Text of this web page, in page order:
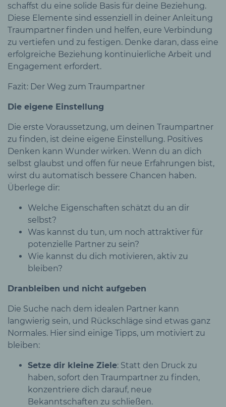
schaffst du eine solide Basis für deine Beziehung.
Diese Elemente sind essenziell in deiner Anleitung
Traumpartner finden und helfen, eure Verbindung
zu vertiefen und zu festigen. Denke daran, dass eine
erfolgreiche Beziehung kontinuierliche Arbeit und
Engagement erfordert.
Fazit: Der Weg zum Traumpartner
Die eigene Einstellung
Die erste Voraussetzung, um deinen Traumpartner
zu finden, ist deine eigene Einstellung. Positives
Denken kann Wunder wirken. Wenn du an dich
selbst glaubst und offen für neue Erfahrungen bist,
wirst du automatisch bessere Chancen haben.
Überlege dir:
Welche Eigenschaften schätzt du an dir
selbst?
Was kannst du tun, um noch attraktiver für
potenzielle Partner zu sein?
Wie kannst du dich motivieren, aktiv zu
bleiben?
Dranbleiben und nicht aufgeben
Die Suche nach dem idealen Partner kann
langwierig sein, und Rückschläge sind etwas ganz
Normales. Hier sind einige Tipps, um motiviert zu
bleiben:
Setze dir kleine Ziele: Statt den Druck zu
haben, sofort den Traumpartner zu finden,
konzentriere dich darauf, neue
Bekanntschaften zu schließen.